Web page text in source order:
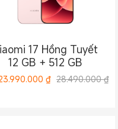
17 Hồng Tuyết
12 GB + 512 GB
₫ 28.490.000 ₫